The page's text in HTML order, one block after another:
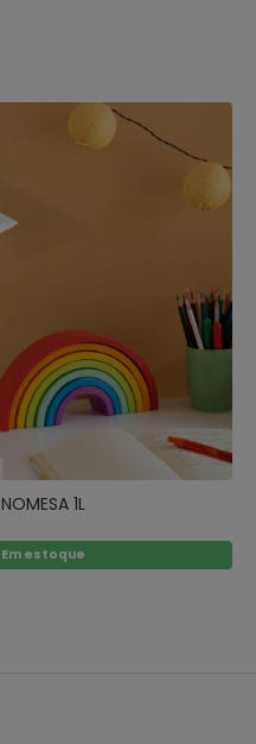
NOMESA 1L
Em estoque